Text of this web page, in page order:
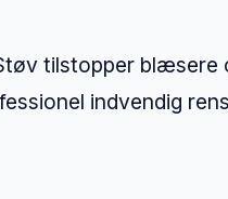
tilstopper
indvendig